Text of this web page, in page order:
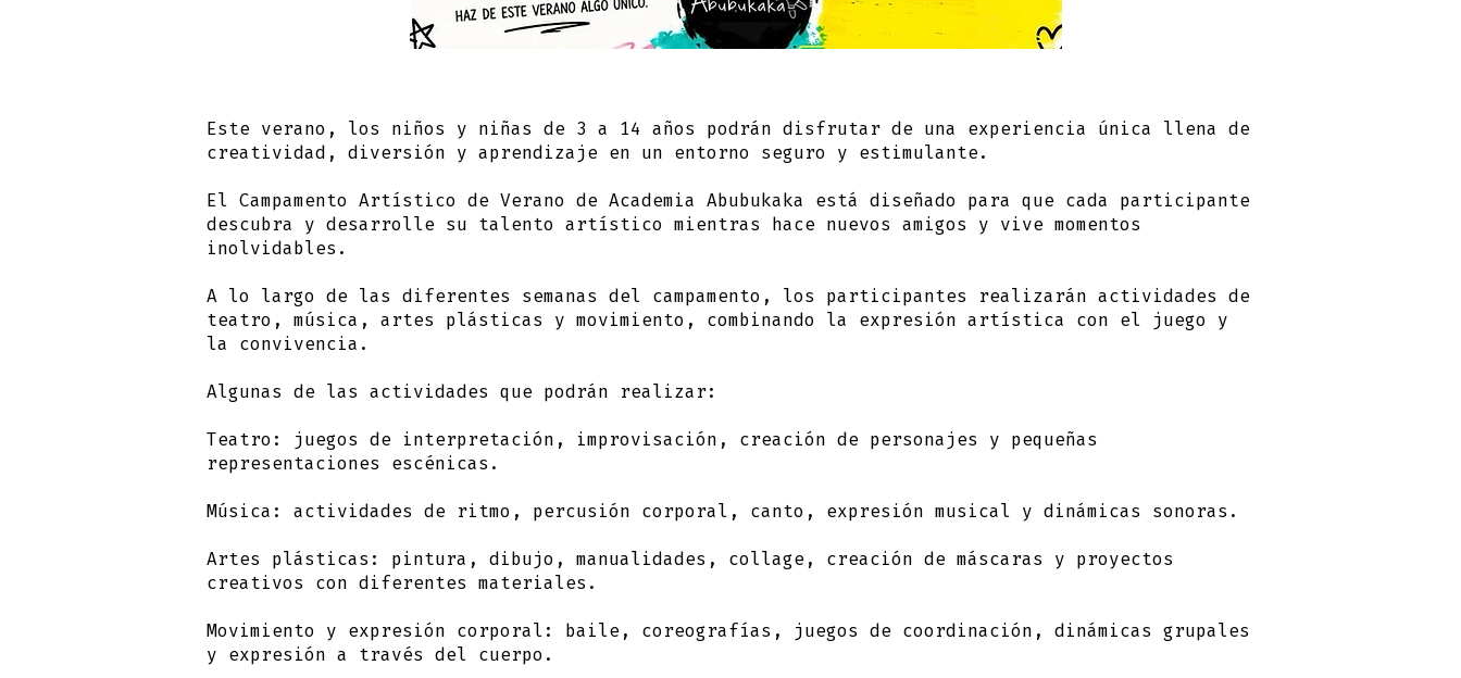
Este verano, los niños y niñas de 3 a 14 años
podrán disfrutar de una experiencia única llena de
creatividad, diversión y aprendizaje en un entorno seguro y estimulante.
El Campamento Artístico de Verano de Academia Abubukaka está diseñado para que cada participante
descubra y desarrolle su talento artístico mientras hace nuevos amigos y vive momentos
inolvidables.
A lo largo de las diferentes semanas del campamento, los participantes realizarán actividades de
teatro, música, artes plásticas y movimiento, combinando la expresión artística con el juego y
la convivencia.
Algunas de las actividades que podrán realizar:
Teatro:
juegos de interpretación, improvisación, creación de personajes y pequeñas
representaciones escénicas.
Música: actividades de ritmo, percusión corporal, canto, expresión musical y dinámicas sonoras.
Artes plásticas:
pintura, dibujo, manualidades, collage, creación de máscaras y proyectos
creativos con diferentes materiales.
Movimiento y expresión corporal: baile, coreografías, juegos de coordinación, dinámicas grupales
y expresión a través del cuerpo.